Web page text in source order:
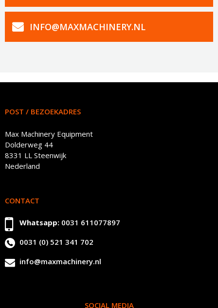
INFO@MAXMACHINERY.NL
POST / BEZOEKADRES
Max Machinery Equipment
Dolderweg 44
8331 LL Steenwijk
Nederland
CONTACT
Whatsapp: 0031 611077897
0031 (0) 521 341 702
info@maxmachinery.nl
SOCIAL MEDIA